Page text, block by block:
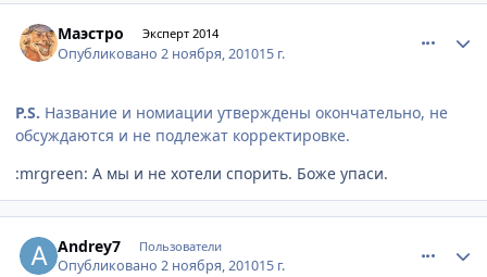
Маэстро Эксперт 2014
Опубликовано2 ноября, 201015 г.
P.S. Название и номиации утверждены окончательно, не
обсуждаются и не подлежат корректировке.
:mrgreen: А мы и не хотели спорить. Боже упаси.
Andrey7 Пользователи
Опубликовано2 ноября, 201015 г.